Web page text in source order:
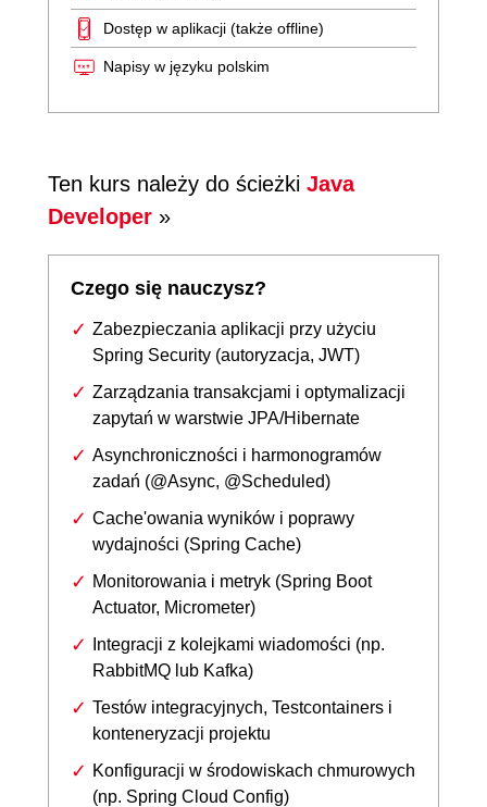
Dostęp w aplikacji (także offline)
Napisy w języku polskim
Ten kurs należy do ścieżki Java
Developer »
Czego się nauczysz?
Zabezpieczania aplikacji przy użyciu
Spring Security (autoryzacja, JWT)
Zarządzania transakcjami i optymalizacji
zapytań w warstwie JPA/Hibernate
Asynchroniczności i harmonogramów
zadań (@Async, @Scheduled)
Cache'owania wyników i poprawy
wydajności (Spring Cache)
Monitorowania i metryk (Spring Boot
Actuator, Micrometer)
Integracji z kolejkami wiadomości (np.
RabbitMQ lub Kafka)
Testów integracyjnych, Testcontainers i
konteneryzacji projektu
Konfiguracji w środowiskach chmurowych
(np. Spring Cloud Config)